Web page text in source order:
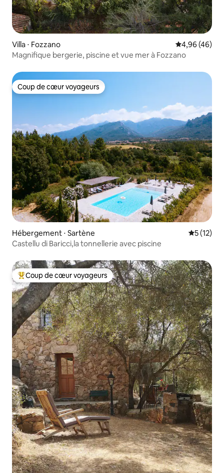
Villa ⋅ Fozzano Évaluation
4,96 (46)
Magnifique bergerie, piscine et vue mer à Fozzano
Coup de cœur voyageurs
Coup de cœur voyageurs
Hébergement ⋅ Sartène
5 (12)
Castellu di Baricci,la tonnellerie avec piscine
Coups de cœur voyageurs les plus appréciés
Coup de cœur voyageurs